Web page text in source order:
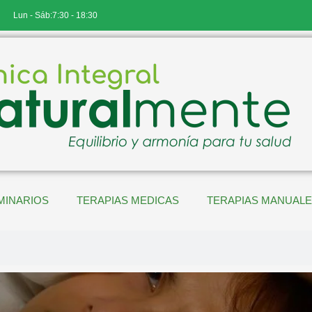
Lun - Sáb:7:30 - 18:30
TERAPIAS MEDICAS TERAPIAS